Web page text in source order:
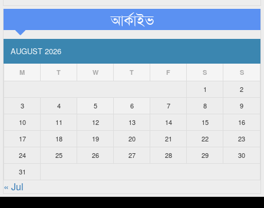
আর্কাইভ
AUGUST 2026
M T W T F S S
1
2
3
4 5 6 7 8
9
10
11 12 13 14 15
16
17
18 19 20 21 22
23
24
25 26 27 28 29
30
31
« Jul